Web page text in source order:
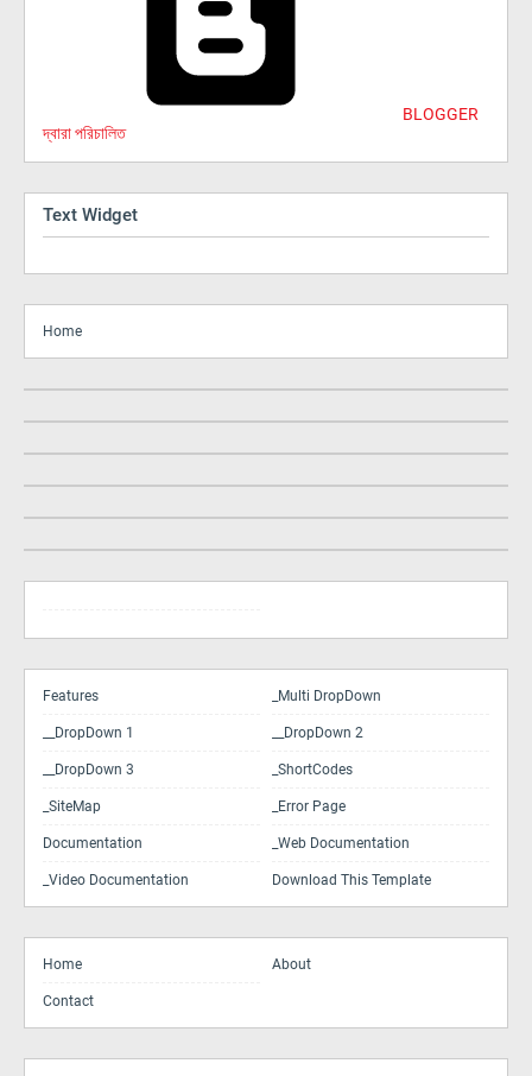
BLOGGER
দ্বারা পরিচালিত
Text Widget
Home
Features _Multi DropDown
__DropDown 1 __DropDown 2
__DropDown 3 _ShortCodes
_SiteMap _Error Page
Documentation _Web Documentation
_Video Documentation Download This Template
Home About
Contact